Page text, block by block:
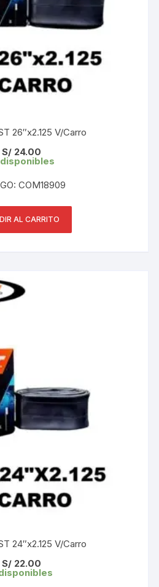
26″x2.125 V/Carro
S/24.00
disponibles
COM18909
AL CARRITO
24″x2.125 V/Carro
S/22.00